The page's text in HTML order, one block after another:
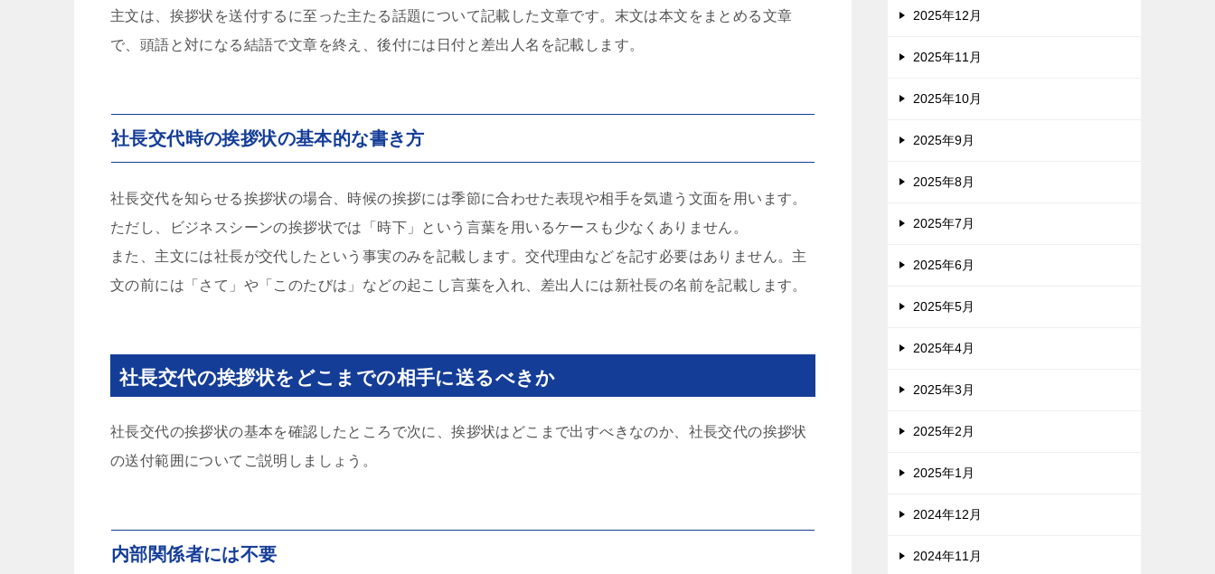
主文は、挨拶状を送付するに至った主たる話題について記載した文章です。末文は本文をまとめる文章
で、頭語と対になる結語で文章を終え、後付には日付と差出人名を記載します。
社長交代時の挨拶状の基本的な書き方
社長交代を知らせる挨拶状の場合、時候の挨拶には季節に合わせた表現や相手を気遣う文面を用います。
ただし、ビジネスシーンの挨拶状では「時下」という言葉を用いるケースも少なくありません。
また、主文には社長が交代したという事実のみを記載します。交代理由などを記す必要はありません。主
文の前には「さて」や「このたびは」などの起こし言葉を入れ、差出人には新社長の名前を記載します。
社長交代の挨拶状をどこまでの相手に送るべきか
社長交代の挨拶状の基本を確認したところで次に、挨拶状はどこまで出すべきなのか、社長交代の挨拶状
の送付範囲についてご説明しましょう。
内部関係者には不要
2025年12月
2025年11月
2025年10月
2025年9月
2025年8月
2025年7月
2025年6月
2025年5月
2025年4月
2025年3月
2025年2月
2025年1月
2024年12月
2024年11月